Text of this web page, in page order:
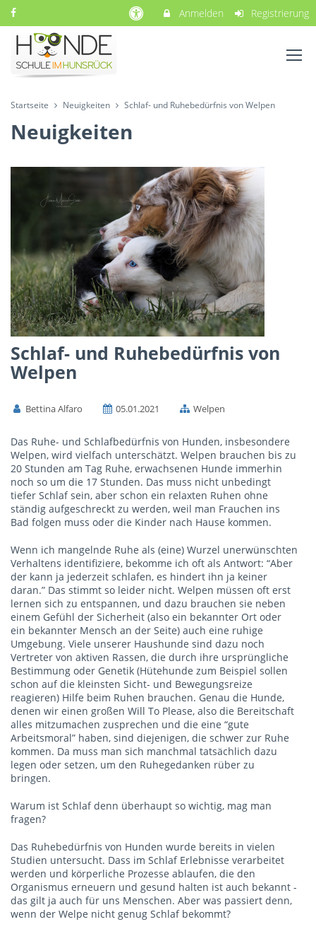
Anmelden Registrierung
Startseite Neuigkeiten Schlaf- und Ruhebedürfnis von Welpen
Neuigkeiten
Schlaf- und Ruhebedürfnis von
Welpen
Bettina Alfaro 05.01.2021 Welpen
Das Ruhe- und Schlafbedürfnis von Hunden, insbesondere
Welpen, wird vielfach unterschätzt. Welpen brauchen bis zu
20 Stunden am Tag Ruhe, erwachsenen Hunde immerhin
noch so um die 17 Stunden. Das muss nicht unbedingt
tiefer Schlaf sein, aber schon ein relaxten Ruhen ohne
ständig aufgeschreckt zu werden, weil man Frauchen ins
Bad folgen muss oder die Kinder nach Hause kommen.
Wenn ich mangelnde Ruhe als (eine) Wurzel unerwünschten
Verhaltens identifiziere, bekomme ich oft als Antwort: “Aber
der kann ja jederzeit schlafen, es hindert ihn ja keiner
daran.” Das stimmt so leider nicht. Welpen müssen oft erst
lernen sich zu entspannen, und dazu brauchen sie neben
einem Gefühl der Sicherheit (also ein bekannter Ort oder
ein bekannter Mensch an der Seite) auch eine ruhige
Umgebung. Viele unserer Haushunde sind dazu noch
Vertreter von aktiven Rassen, die durch ihre ursprüngliche
Bestimmung oder Genetik (Hütehunde zum Beispiel sollen
schon auf die kleinsten Sicht- und Bewegungsreize
reagieren) Hilfe beim Ruhen brauchen. Genau die Hunde,
denen wir einen großen Will To Please, also die Bereitschaft
alles mitzumachen zusprechen und die eine “gute
Arbeitsmoral” haben, sind diejenigen, die schwer zur Ruhe
kommen. Da muss man sich manchmal tatsächlich dazu
legen oder setzen, um den Ruhegedanken rüber zu
bringen.
Warum ist Schlaf denn überhaupt so wichtig, mag man
fragen?
Das Ruhebedürfnis von Hunden wurde bereits in vielen
Studien untersucht. Dass im Schlaf Erlebnisse verarbeitet
werden und körperliche Prozesse ablaufen, die den
Organismus erneuern und gesund halten ist auch bekannt -
das gilt ja auch für uns Menschen. Aber was passiert denn,
wenn der Welpe nicht genug Schlaf bekommt?